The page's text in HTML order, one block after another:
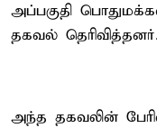
அப்பகுதி
தகவல்
அந்த தகவலின்